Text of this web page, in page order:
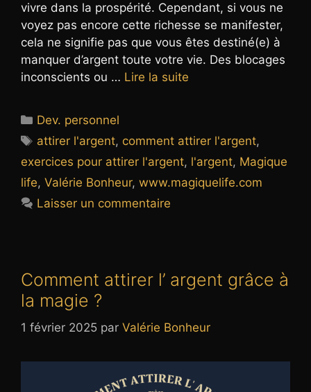
vivre dans la prospérité. Cependant, si vous ne
voyez pas encore cette richesse se manifester,
cela ne signifie pas que vous êtes destiné(e) à
manquer d’argent toute votre vie. Des blocages
inconscients ou … Lire la suite
Catégories
Dev. personnel
Étiquettes
attirer l'argent, comment attirer l'argent,
exercices pour attirer l'argent, l'argent, Magique
life, Valérie Bonheur, www.magiquelife.com
Laisser un commentaire
Comment attirer l’ argent grâce à
la magie ?
1 février 2025 par Valérie Bonheur